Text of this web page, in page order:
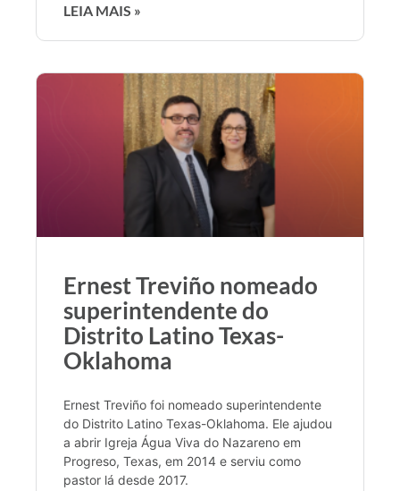
LEIA MAIS »
Ernest Treviño nomeado
superintendente do
Distrito Latino Texas-
Oklahoma
Ernest Treviño foi nomeado superintendente
do Distrito Latino Texas-Oklahoma. Ele ajudou
a abrir Igreja Água Viva do Nazareno em
Progreso, Texas, em 2014 e serviu como
pastor lá desde 2017.